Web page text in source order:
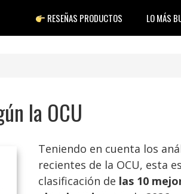
RESEÑAS PRODUCTOS LO MÁS
la OCU
Teniendo en cuenta los
recientes de la OCU, esta
clasificación de las 10